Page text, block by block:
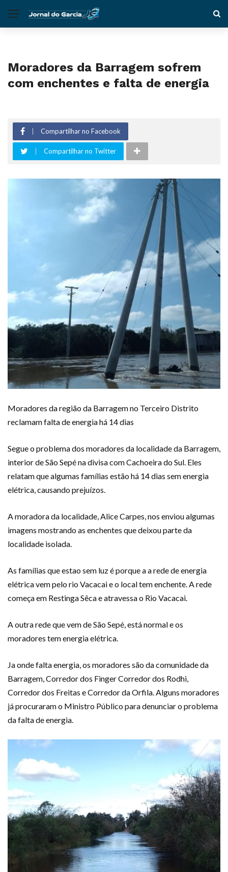
Moradores da Barragem sofrem
com enchentes e falta de energia
Compartilhar no Facebook
Compartilhar no Twitter
Moradores da região da Barragem no Terceiro Distrito
reclamam falta de energia há 14 dias
Segue o problema dos moradores da localidade da Barragem,
interior de São Sepé na divisa com Cachoeira do Sul. Eles
relatam que algumas famílias estão há 14 dias sem energia
elétrica, causando prejuízos.
A moradora da localidade, Alice Carpes, nos enviou algumas
imagens mostrando as enchentes que deixou parte da
localidade isolada.
As famílias que estao sem luz é porque a a rede de energia
elétrica vem pelo rio Vacacai e o local tem enchente. A rede
começa em Restinga Sêca e atravessa o Rio Vacacai.
A outra rede que vem de São Sepé, está normal e os
moradores tem energia elétrica.
Ja onde falta energia, os moradores são da comunidade da
Barragem, Corredor dos Finger Corredor dos Rodhi,
Corredor dos Freitas e Corredor da Orfila. Alguns moradores
já procuraram o Ministro Público para denunciar o problema
da falta de energia.